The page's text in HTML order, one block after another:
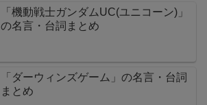
「機動戦士ガンダムUC(ユニコーン)」
の名言・台詞まとめ
「ダーウィンズゲーム」の名言・台詞
まとめ